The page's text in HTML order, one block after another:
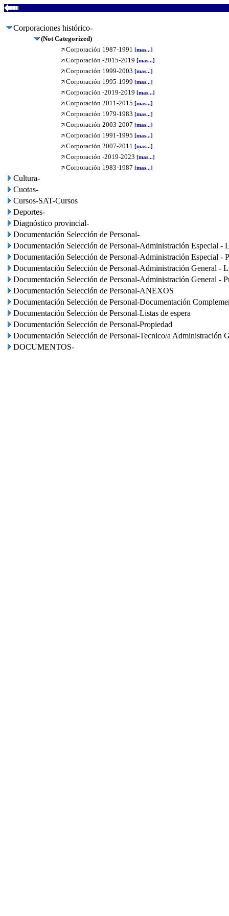
Corporaciones histórico-
(Not Categorized)
Corporación 1987-1991 [mas...]
Corporación -2015-2019 [mas...]
Corporación 1999-2003 [mas...]
Corporación 1995-1999 [mas...]
Corporación -2019-2019 [mas...]
Corporación 2011-2015 [mas...]
Corporación 1979-1983 [mas...]
Corporación 2003-2007 [mas...]
Corporación 1991-1995 [mas...]
Corporación 2007-2011 [mas...]
Corporación -2019-2023 [mas...]
Corporación 1983-1987 [mas...]
Cultura-
Cuotas-
Cursos-SAT-Cursos
Deportes-
Diagnóstico provincial-
Documentación Selección de Personal-
Documentación Selección de Personal-Administración Especial -
Documentación Selección de Personal-Administración Especial -
Documentación Selección de Personal-Administración General -
Documentación Selección de Personal-Administración General -
Documentación Selección de Personal-ANEXOS
Documentación Selección de Personal-Documentación
Documentación Selección de Personal-Listas de espera
Documentación Selección de Personal-Propiedad
Documentación Selección de Personal-Tecnico/a Administración
DOCUMENTOS-